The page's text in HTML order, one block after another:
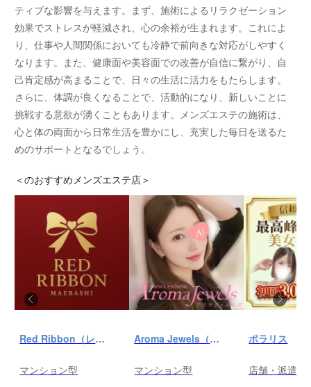
ティブな影響を与えます。まず、施術によるリラクゼーション
効果でストレスが軽減され、心の余裕が生まれます。これによ
り、仕事や人間関係においても冷静で前向きな対応がしやすく
なります。また、健康面や美容面での改善が自信に繋がり、自
己肯定感が高まることで、日々の生活に活力をもたらします。
さらに、体調が良くなることで、活動的になり、新しいことに
挑戦する意欲が湧くこともあります。メンズエステの施術は、
心と体の両面から日常生活を豊かにし、充実した毎日を送るた
めのサポートとなるでしょう。
＜のおすすめメンズエステ店＞
Red Ribbon（レッドリボン）前橋
マンション型
Aroma Jewels（アロマ ジュエルズ）秋葉原ルーム
マンション型
ポラリス
店舗・派遣